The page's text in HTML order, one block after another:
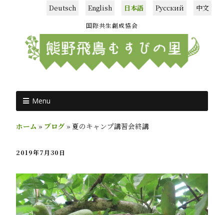
Deutsch English 日本語 Русский 中文
国際共生創成協会
Menu
ホーム » ブログ » 夏のキャンプ講習会終講
2019年7月30日